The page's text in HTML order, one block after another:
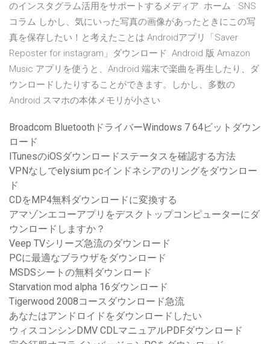
のインスタグラム活用をサポートするメディア. ホーム · SNS
コラム しかし、気にいった写真の画像があったときにこの写
真を保存したい！と考えたことは Androidアプリ「Saver
Reposter for instagram」ダウンロード. Android 版 Amazon
Music アプリを使うと、Android 端末で楽曲を再生したり、ダ
ウンロードしたりすることができます。しかし、多数の
Android スマホの本体メモリが小さい
Broadcom BluetoothドライバーWindows 7 64ビットダウン
ロード
ITunesのiOSダウンロードステータスを確認する方法
VPNなしでelysium pcインドネシアのリングをダウンロー
ド
CDをMP4無料ダウンロードに変換する
アマゾンエコーアプリをデスクトップコンピューターにダ
ウンロードしますか？
Veep TVシリーズ急流のダウンロード
PCに最適なブラウザをダウンロード
MSDSシートの無料ダウンロード
Starvation mod alpha 16ダウンロード
Tigerwood 2008コースダウンロード急流
あなたはアンドロイドをダウンロードしたい
ウィスコンシンDMV CDLマニュアルPDFダウンロード